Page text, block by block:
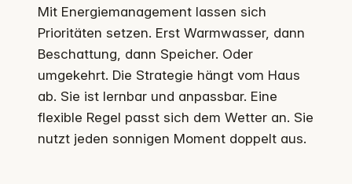
Mit Energiemanagement lassen sich
Prioritäten setzen. Erst Warmwasser, dann
Beschattung, dann Speicher. Oder
umgekehrt. Die Strategie hängt vom Haus
ab. Sie ist lernbar und anpassbar. Eine
flexible Regel passt sich dem Wetter an. Sie
nutzt jeden sonnigen Moment doppelt aus.